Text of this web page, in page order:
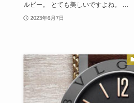
ルビー。 とても美しいですよね。 ...
2023年6月7日